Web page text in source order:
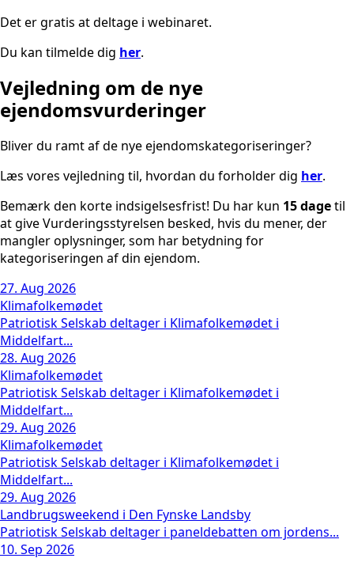
Det er gratis at deltage i webinaret.
Du kan tilmelde dig her.
Vejledning om de nye
ejendomsvurderinger
Bliver du ramt af de nye ejendomskategoriseringer?
Læs vores vejledning til, hvordan du forholder dig her.
Bemærk den korte indsigelsesfrist! Du har kun 15 dagetil
at give Vurderingsstyrelsen besked, hvis du mener, der
mangler oplysninger, som har betydning for
kategoriseringen af din ejendom.
27. Aug 2026
Klimafolkemødet
Patriotisk Selskab deltager i Klimafolkemødet i
Middelfart...
28. Aug 2026
Klimafolkemødet
Patriotisk Selskab deltager i Klimafolkemødet i
Middelfart...
29. Aug 2026
Klimafolkemødet
Patriotisk Selskab deltager i Klimafolkemødet i
Middelfart...
29. Aug 2026
Landbrugsweekend i Den Fynske Landsby
Patriotisk Selskab deltager i paneldebatten om jordens...
10. Sep 2026